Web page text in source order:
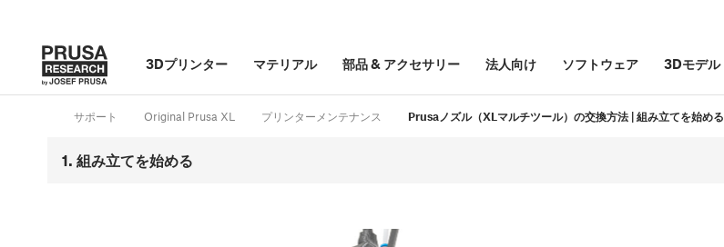
3Dプリンター マテリアル 部品& アクセサリー 法人向け ソフトウェア 3Dモデル
サポート Original Prusa XL プリンターメンテナンス Prusaノズル（XLマルチツール）の交換方法 | 組み立てを始める
1. 組み立てを始める